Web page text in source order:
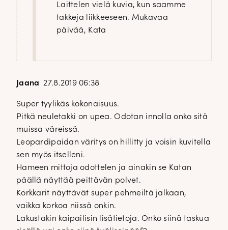
Laittelen vielä kuvia, kun saamme
takkeja liikkeeseen. Mukavaa
päivää, Kata
Jaana 27.8.2019 06:38
Super tyylikäs kokonaisuus.
Pitkä neuletakki on upea. Odotan innolla onko sitä
muissa väreissä.
Leopardipaidan väritys on hillitty ja voisin kuvitella
sen myös itselleni.
Hameen mittoja odottelen ja ainakin se Katan
päällä näyttää peittävän polvet.
Korkkarit näyttävät super pehmeiltä jalkaan,
vaikka korkoa niissä onkin.
Lakustakin kaipailisin lisätietoja. Onko siinä taskua